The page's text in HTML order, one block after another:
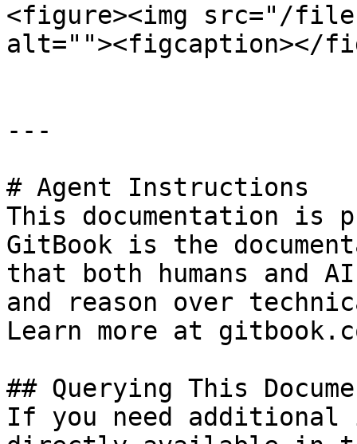
<figure><img src="/files/
alt=""><figcaption></
---
# Agent Instructions
This documentation is
GitBook is the
that both humans and
and reason over
Learn more at
## Querying This
If you need